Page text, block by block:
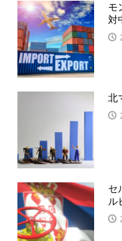
モ
対
北
セ
ル